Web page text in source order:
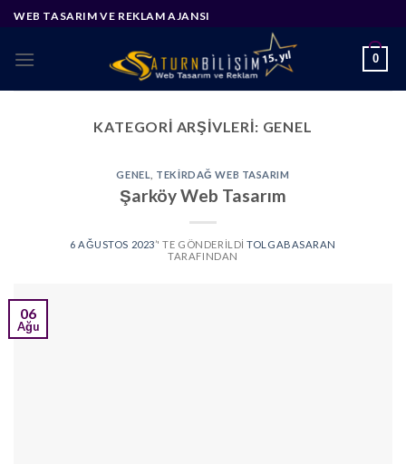
Skip
content
WEB TASARIM VE REKLAM AJANSI
0
KATEGORI ARŞIVLERI: GENEL
GENEL TEKIRDAĞ WEB TASARIM
Şarköy Web Tasarım
6 AĞUSTOS 2023’' TE GÖNDERILDI TOLGABASARAN
TARAFINDAN
06
Ağu